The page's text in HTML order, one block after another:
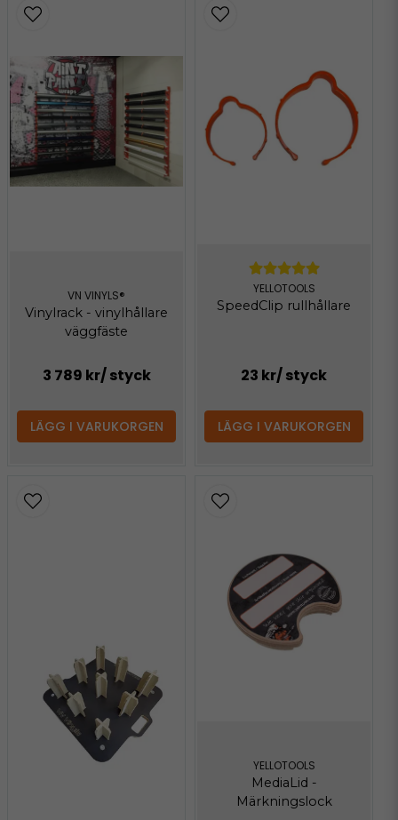
VN VINYLS®
Vinylrack - vinylhållare
väggfäste
3 789 kr/ styck
LÄGG I VARUKORGEN
YELLOTOOLS
SpeedClip rullhållare
23 kr/ styck
LÄGG I VARUKORGEN
YELLOTOOLS
MediaLid -
Märkningslock